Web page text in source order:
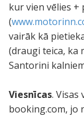
kur vien vēlies +
(
vairāk kā
(draugi teica, ka
Santorini
Viesnīcas. Visas
booking.com, jo